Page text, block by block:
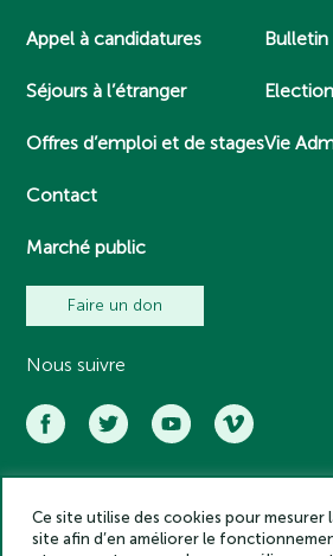
Appel à candidatures
Séjours à l’étranger
Offres d’emploi et de stages
Contact
Marché public
Bulletin
Vie
Faire un don
Nous suivre
Académie des inscriptions et belles
2025
Ce site utilise des cookies pour
site afin d’en améliorer le